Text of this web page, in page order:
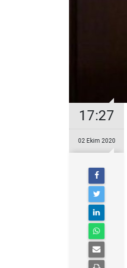
17:27
02 Ekim 2020